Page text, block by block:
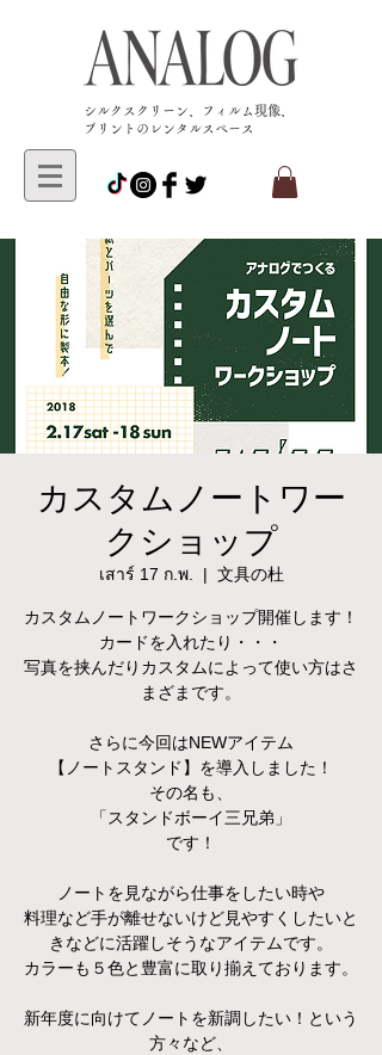
​シルクスクリーン、フィルム現像、
プリントのレンタルスペース
カスタムノートワー
クショップ
เสาร์ 17 ก.พ.
  |
文具の杜
カスタムノートワークショップ開催します！
カードを入れたり・・・
写真を挟んだりカスタムによって使い方はさ
まざまです。
さらに今回はNEWアイテム
【ノートスタンド】を導入しました！
その名も、
「スタンドボーイ三兄弟」
です！
ノートを見ながら仕事をしたい時や
料理など手が離せないけど見やすくしたいと
きなどに活躍しそうなアイテムです。
カラーも５色と豊富に取り揃えております。
新年度に向けてノートを新調したい！という
方々など、